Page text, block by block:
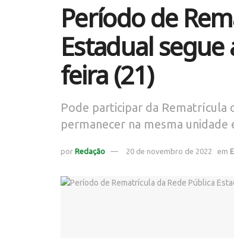
Período de
Estadual
feira (21)
Pode participar da Rematrícula
permanecer na mesma unidade
por Redação 20 de novembro de 2022 em